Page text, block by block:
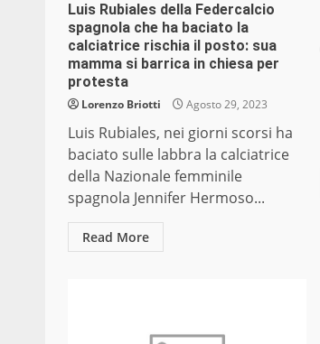
Luis Rubiales della Federcalcio
spagnola che ha baciato la
calciatrice rischia il posto: sua
mamma si barrica in chiesa per
protesta
Lorenzo Briotti Agosto 29, 2023
Luis Rubiales, nei giorni scorsi ha
baciato sulle labbra la calciatrice
della Nazionale femminile
spagnola Jennifer Hermoso...
Read More